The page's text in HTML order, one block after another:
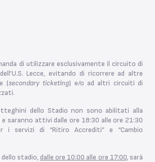
di utilizzare esclusivamente il circuito di
Lecce, evitando di ricorrere ad altre
(secondary ticketing) e/o ad altri circuiti di
dello Stadio non sono abilitati alla
saranno attivi dalle ore 18:30 alle ore 21:30
i servizi di “Ritiro Accrediti” e “Cambio
stadio, dalle ore 10:00 alle ore 17:00, sarà